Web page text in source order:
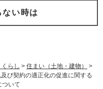
らし > 住まい（土地・建物）
>
び契約の適正化の促進に関する
ついて
い時は